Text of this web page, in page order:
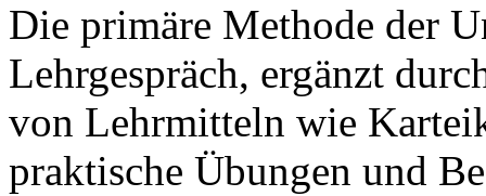
Die primäre Methode der
Lehrgespräch, ergänzt
von Lehrmitteln wie
praktische Übungen und